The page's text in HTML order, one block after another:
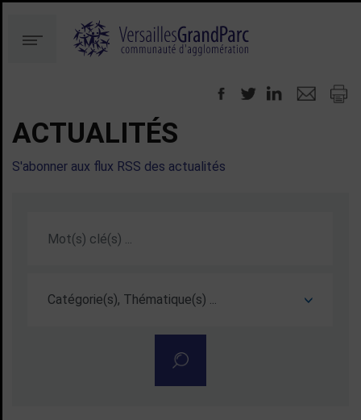
au
contenu
à
Menu
ACTUALITÉS
S'abonner aux flux RSS des actualités
Rechercher une actualité